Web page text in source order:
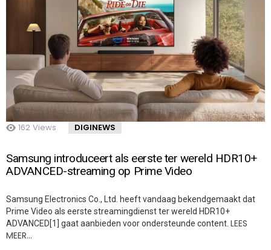
162 Views DIGINEWS
Samsung introduceert als eerste ter wereld HDR10+
ADVANCED-streaming op Prime Video
Samsung Electronics Co., Ltd. heeft vandaag bekendgemaakt dat
Prime Video als eerste streamingdienst ter wereld HDR10+
ADVANCED[1] gaat aanbieden voor ondersteunde content. LEES
MEER…